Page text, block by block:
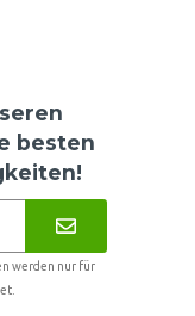
besten
werden nur für